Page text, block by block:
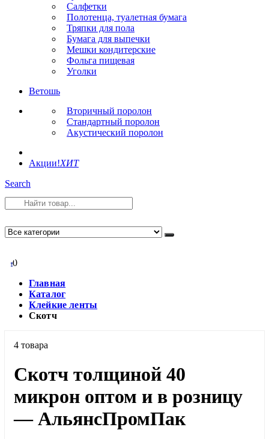
Салфетки
Полотенца, туалетная бумага
Тряпки для пола
Бумага для выпечки
Мешки кондитерские
Фольга пищевая
Уголки
Ветошь
Вторичный поролон
Стандартный поролон
Акустический поролон
Акции!ХИТ
Search
00
Главная
Каталог
Клейкие ленты
Скотч
4 товара
Скотч толщиной 40
микрон оптом и в розницу
— АльянсПромПак